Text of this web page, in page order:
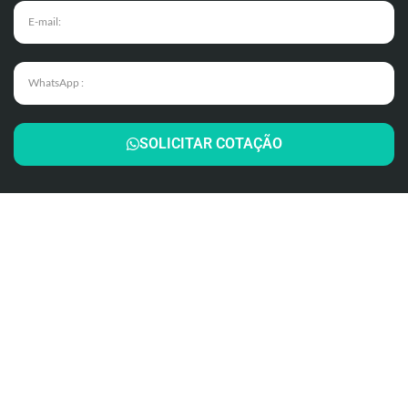
SOLICITAR COTAÇÃO